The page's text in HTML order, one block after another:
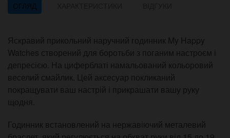
ОГЛЯД
Яскравий прикольний наручний годинник My Happy
Watches створений для боротьби з поганим настроєм і
депресією. На циферблаті намальований кольоровий
веселий смайлик. Цей аксесуар покликаний
покращувати ваш настрій і прикрашати вашу руку
щодня.
Годинник встановлений на нержавіючий металевий